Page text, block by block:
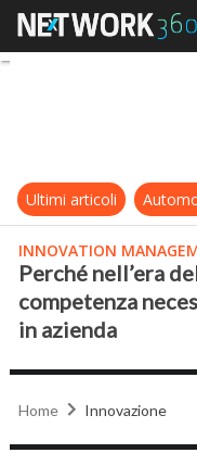
Ultimi articoli
INNOVATION
Perché nell’era
competenza
in azienda
Home Innovazione